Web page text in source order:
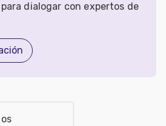
dialogar con expertos de